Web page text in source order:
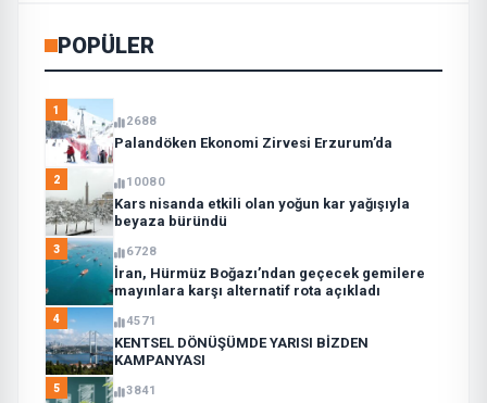
POPÜLER
1
2688
Palandöken Ekonomi Zirvesi Erzurum’da
2 10080
Kars nisanda etkili olan yoğun kar yağışıyla
beyaza büründü
3 6728
İran, Hürmüz Boğazı’ndan geçecek gemilere
mayınlara karşı alternatif rota açıkladı
4 4571
KENTSEL DÖNÜŞÜMDE YARISI BİZDEN
KAMPANYASI
5 3841